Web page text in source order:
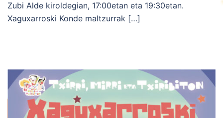
Zubi Alde kiroldegian, 17:00etan eta 19:30etan.
Xaguxarroski Konde maltzurrak […]